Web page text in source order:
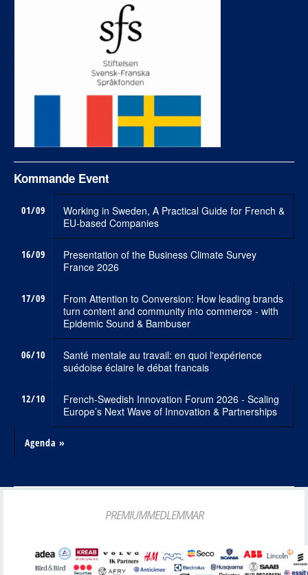
Kommande Event
01/09
Working in Sweden, A Practical Guide for French &
EU-based Companies
16/09
Presentation of the Business Climate Survey
France 2026
17/09
From Attention to Conversion: How leading brands
turn content and community into commerce - with
Epidemic Sound & Bambuser
06/10
Santé mentale au travail: en quoi l'expérience
suédoise éclaire le débat francais
12/10
French-Swedish Innovation Forum 2026 - Scaling
Europe’s Next Wave of Innovation & Partnerships
Agenda »
PREMIUMMEDLEMMAR